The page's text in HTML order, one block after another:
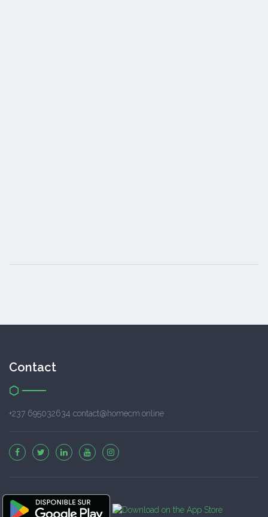
Contact
+237 695032634 contact@homecm.online